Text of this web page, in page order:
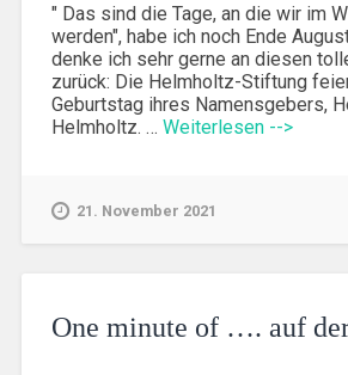
" Das sind die Tage, an die wir im
werden", habe ich noch Ende
denke ich sehr gerne an diesen
zurück: Die Helmholtz-Stiftung
Geburtstag ihres Namensgebers,
Helmholtz. … Weiterlesen -->
21. November 2021
One minute of …. auf der